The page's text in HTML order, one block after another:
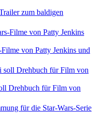
zum baldigen
von Patty Jenkins und
Drehbuch für Film von